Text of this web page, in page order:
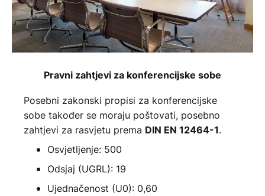
Pravni zahtjevi za konferencijske sobe
Posebni zakonski propisi za konferencijske
sobe također se moraju poštovati, posebno
zahtjevi za rasvjetu prema DIN EN 12464-1.
Osvjetljenje: 500
Odsjaj (UGRL): 19
Ujednačenost (U0): 0,60